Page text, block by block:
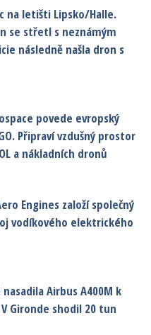
na letišti Lipsko/Halle.
se střetl s neznámým
následně našla dron s
povede evropský
Připraví vzdušný prostor
a nákladních dronů
Engines založí společný
vodíkového elektrického
Airbus A400M k
Gironde shodil 20 tun